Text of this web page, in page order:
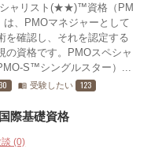
シャリスト(★★)™資格（PM
、PMOマネジャーとして
を確認し、それを認定する
の資格です。PMOスペシャ
S™シングルスター）...
menu_book 受験したい 123
際基礎資格
(0)